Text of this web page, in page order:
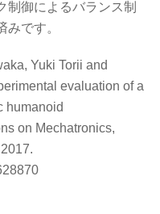
制御によるバランス制
です。
Yuki Torii and
evaluation of a
humanoid
on Mechatronics,